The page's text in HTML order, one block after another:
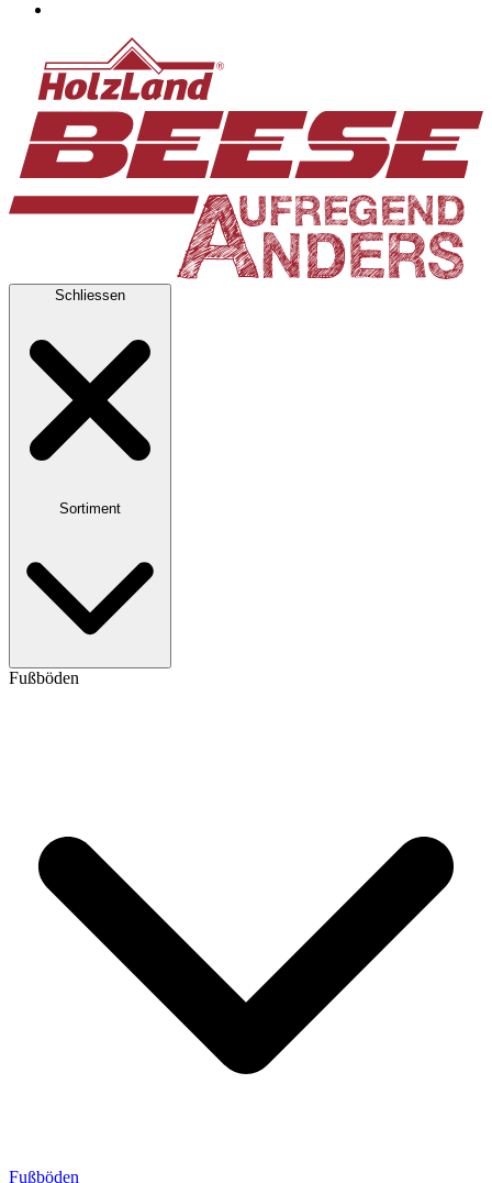
Schliessen
Sortiment
Fußböden
Fußböden